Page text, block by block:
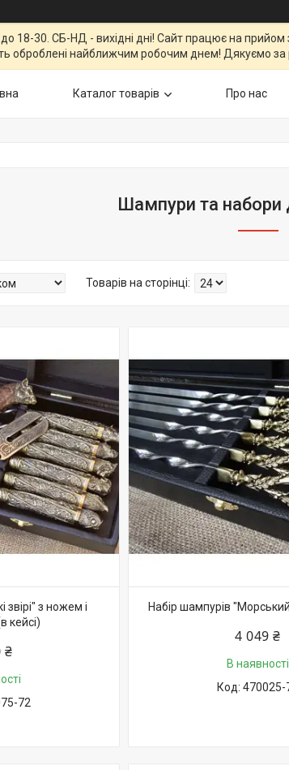
30. СБ-НД - вихідні дні! Сайт працює на прийом
оброблені найближчим робочим днем! Дякуємо за
Каталог товарів Про нас
Шампури та
звірі" з ножем і
кейсі)
₴
72
Набір шампурів
4 049 ₴
В наявності
470025-